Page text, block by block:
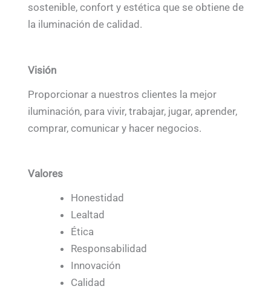
sostenible, confort y estética que se obtiene de
la iluminación de calidad.
Visión
Proporcionar a nuestros clientes la mejor
iluminación, para vivir, trabajar, jugar, aprender,
comprar, comunicar y hacer negocios.
Valores
Honestidad
Lealtad
Ética
Responsabilidad
Innovación
Calidad